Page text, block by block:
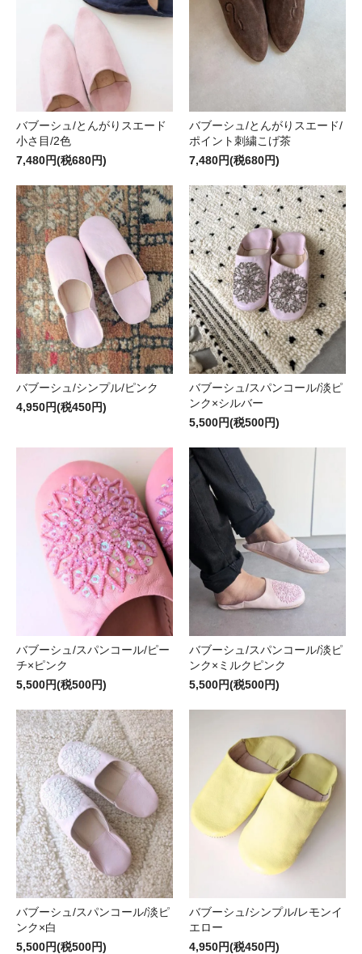
バブーシュ/とんがりスエード
小さ目/2色
7,480円(税680円)
バブーシュ/とんがりスエード/
ポイント刺繍こげ茶
7,480円(税680円)
バブーシュ/シンプル/ピンク
4,950円(税450円)
バブーシュ/スパンコール/淡ピ
ンク×シルバー
5,500円(税500円)
バブーシュ/スパンコール/ピー
チ×ピンク
5,500円(税500円)
バブーシュ/スパンコール/淡ピ
ンク×ミルクピンク
5,500円(税500円)
バブーシュ/スパンコール/淡ピ
ンク×白
5,500円(税500円)
バブーシュ/シンプル/レモンイ
エロー
4,950円(税450円)